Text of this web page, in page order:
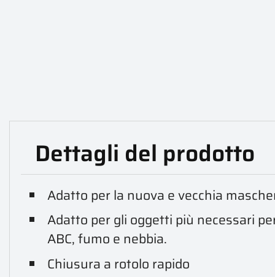
Dettagli del prodotto
Adatto per la nuova e vecchia
Adatto per gli oggetti più necessari
ABC, fumo e nebbia.
Chiusura a rotolo rapido